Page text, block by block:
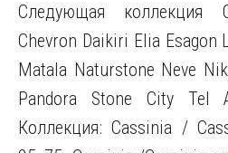
Следующая коллекция
Chevron Daikiri Elia Esagon
Matala Naturstone Neve
Pandora Stone City Tel
Коллекция: Cassinia /